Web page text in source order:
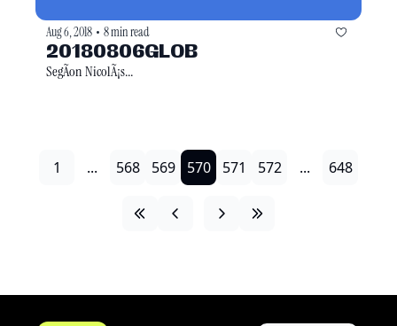
Aug 6, 2018 • 8 min read
20180806GLOB
SegÃon NicolÃ¡s...
1 ... 568 569 570 571 572 ... 648